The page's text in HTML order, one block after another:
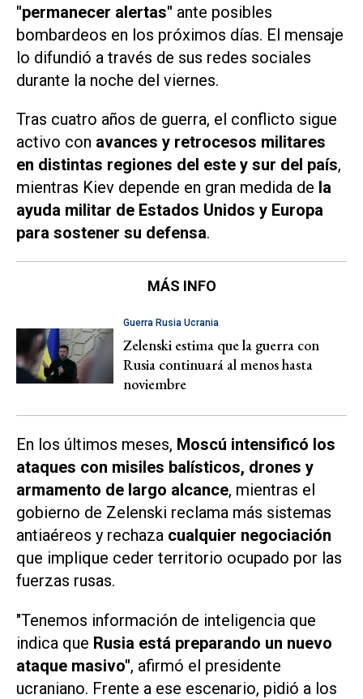
"permanecer alertas" ante posibles
bombardeos en los próximos días. El mensaje
lo difundió a través de sus redes sociales
durante la noche del viernes.
Tras cuatro años de guerra, el conflicto sigue
activo con avances y retrocesos militares
en distintas regiones del este y sur del país,
mientras Kiev depende en gran medida de la
ayuda militar de Estados Unidos y Europa
para sostener su defensa.
MÁS INFO
Guerra Rusia Ucrania
Zelenski estima que la guerra con
Rusia continuará al menos hasta
noviembre
En los últimos meses, Moscú intensificó los
ataques con misiles balísticos, drones y
armamento de largo alcance, mientras el
gobierno de Zelenski reclama más sistemas
antiaéreos y rechaza cualquier negociación
que implique ceder territorio ocupado por las
fuerzas rusas.
"Tenemos información de inteligencia que
indica que Rusia está preparando un nuevo
ataque masivo", afirmó el presidente
ucraniano. Frente a ese escenario, pidió a los